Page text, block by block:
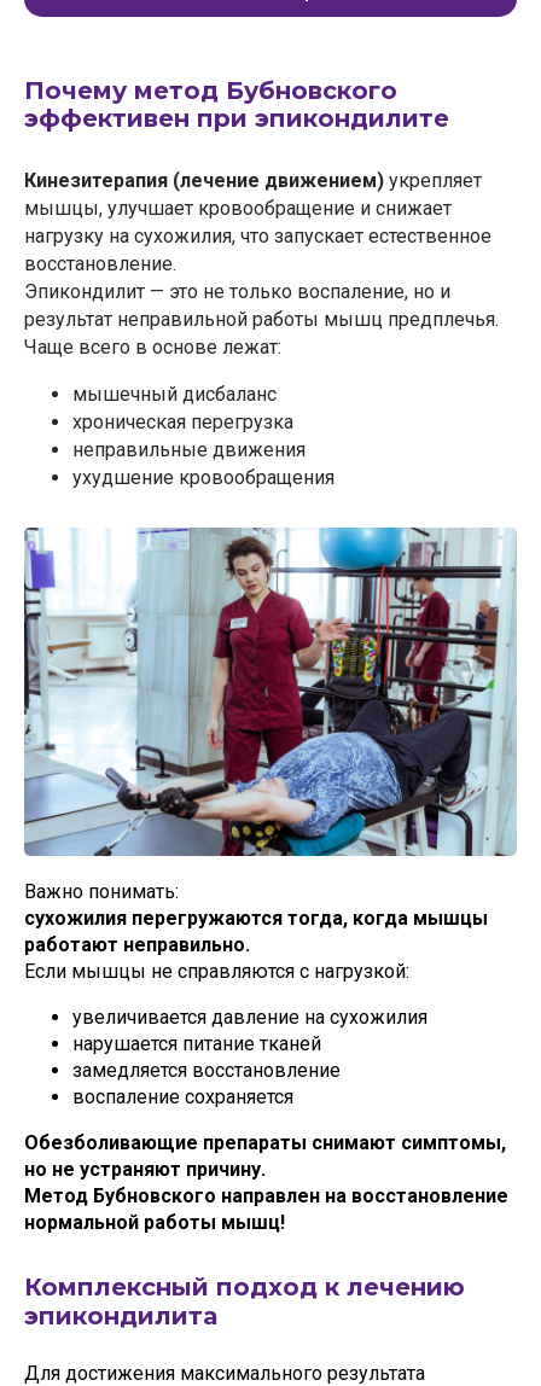
Почему метод Бубновского
эффективен при эпикондилите
Кинезитерапия (лечение движением) укрепляет
мышцы, улучшает кровообращение и снижает
нагрузку на сухожилия, что запускает естественное
восстановление.
Эпикондилит — это не только воспаление, но и
результат неправильной работы мышц предплечья.
Чаще всего в основе лежат:
мышечный дисбаланс
хроническая перегрузка
неправильные движения
ухудшение кровообращения
Важно понимать:
сухожилия перегружаются тогда, когда мышцы
работают неправильно.
Если мышцы не справляются с нагрузкой:
увеличивается давление на сухожилия
нарушается питание тканей
замедляется восстановление
воспаление сохраняется
Обезболивающие препараты снимают симптомы,
но не устраняют причину.
Метод Бубновского направлен на восстановление
нормальной работы мышц!
Комплексный подход к лечению
эпикондилита
Для достижения максимального результата